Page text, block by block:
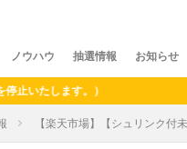
ノウハウ 抽選情報 お知らせ
します。）
【楽天市場】【シュリンク付